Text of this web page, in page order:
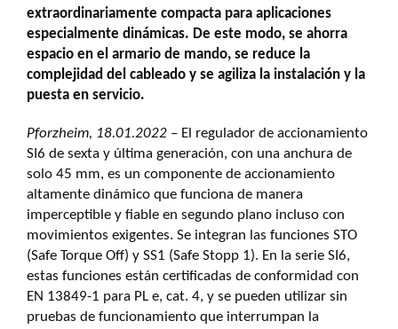
extraordinariamente compacta para aplicaciones
especialmente dinámicas. De este modo, se ahorra
espacio en el armario de mando, se reduce la
complejidad del cableado y se agiliza la instalación y la
puesta en servicio.
Pforzheim, 18.01.2022 – El regulador de accionamiento
SI6 de sexta y última generación, con una anchura de
solo 45 mm, es un componente de accionamiento
altamente dinámico que funciona de manera
imperceptible y fiable en segundo plano incluso con
movimientos exigentes. Se integran las funciones STO
(Safe Torque Off) y SS1 (Safe Stopp 1). En la serie SI6,
estas funciones están certificadas de conformidad con
EN 13849-1 para PL e, cat. 4, y se pueden utilizar sin
pruebas de funcionamiento que interrumpan la